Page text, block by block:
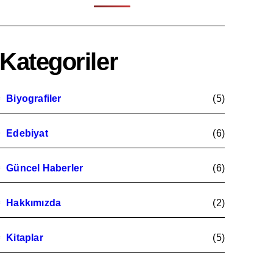
Kategoriler
Biyografiler (5)
Edebiyat (6)
Güncel Haberler (6)
Hakkımızda (2)
Kitaplar (5)